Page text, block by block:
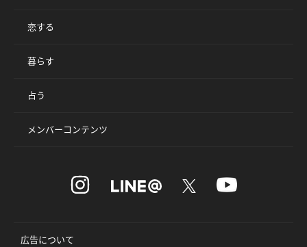
恋する
暮らす
占う
メンバーコンテンツ
広告について